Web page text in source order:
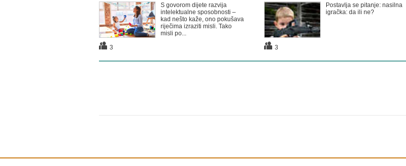
S govorom dijete razvija
intelektualne sposobnosti –
kad nešto kaže, ono pokušava
riječima izraziti misli. Tako
misli po...
3
Postavlja se pitanje: nasilna
igračka: da ili ne?
3